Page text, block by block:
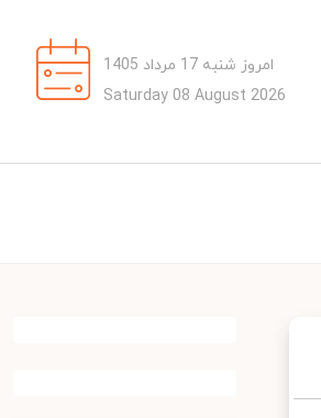
امروز شنبه 17 مرداد 1405
Saturday 08 August 2026